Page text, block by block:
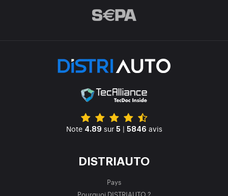
Note 4.89 sur 5 | 5846 avis
DISTRIAUTO
Pays